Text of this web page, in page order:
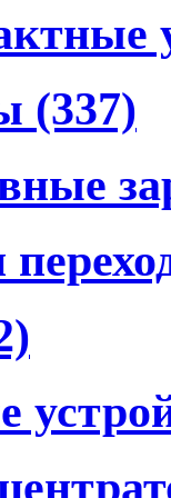
(337)